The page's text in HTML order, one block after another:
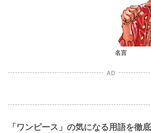
名言
AD
「ワンピース」の気になる用語を徹